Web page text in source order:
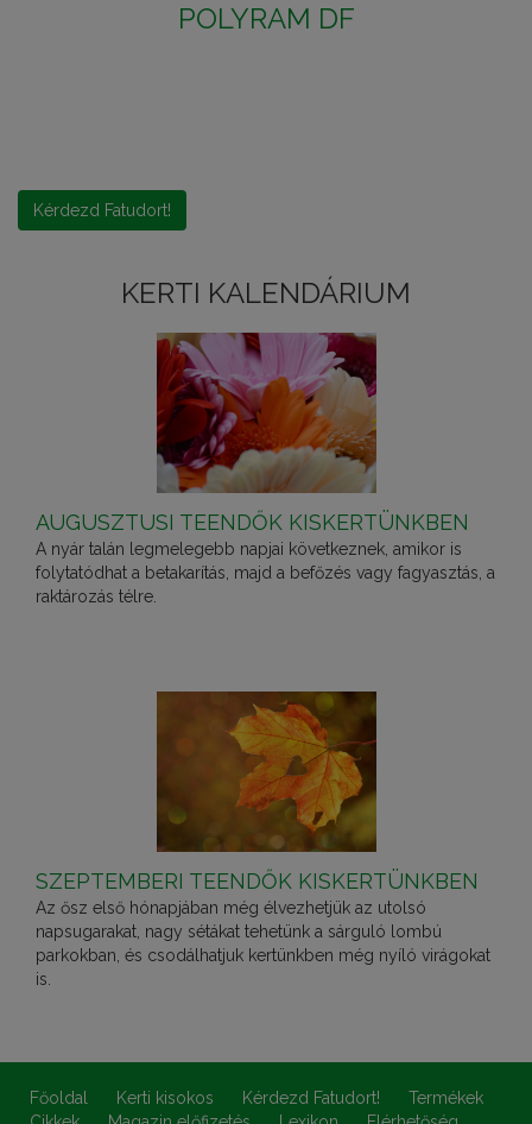
POLYRAM DF
Kérdezd Fatudort!
KERTI KALENDÁRIUM
AUGUSZTUSI TEENDŐK KISKERTÜNKBEN
A nyár talán legmelegebb napjai következnek, amikor is
folytatódhat a betakarítás, majd a befőzés vagy fagyasztás, a
raktározás télre.
SZEPTEMBERI TEENDŐK KISKERTÜNKBEN
Az ősz első hónapjában még élvezhetjük az utolsó
napsugarakat, nagy sétákat tehetünk a sárguló lombú
parkokban, és csodálhatjuk kertünkben még nyíló virágokat
is.
Főoldal Kerti kisokos Kérdezd Fatudort!
Termékek